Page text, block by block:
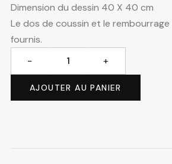
Dimension du dessin 40 X 40 cm
Le dos de coussin et le
fournis.
Papa
− +
AJOUTER AU PANIER